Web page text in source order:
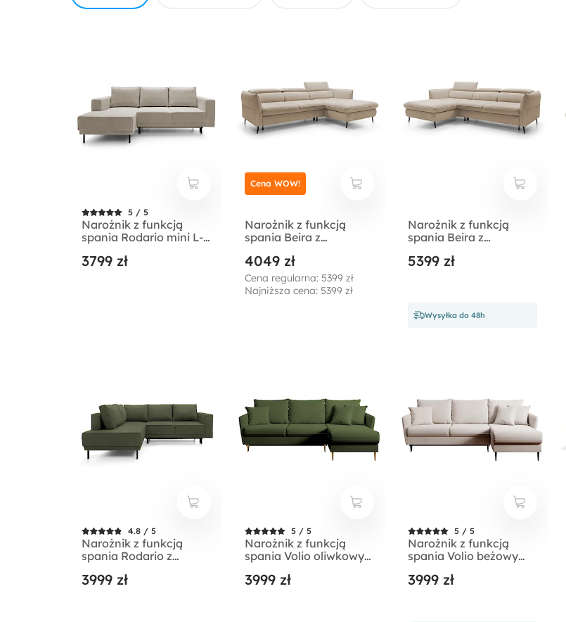
5 / 5
Narożnik z funkcją
spania Rodario mini L-
pojemnikiem
3799 zł
Narożnik z funkcją
spania Beira z
lewostronny
4049 zł
Cena regularna: 5399 zł
Najniższa cena: 5399 zł
Cena WOW!
Narożnik z funkcją
spania Beira z
prawostronny
5399 zł
Wysyłka do 48h
4.8 / 5
Narożnik z funkcją
spania Rodario z
velvet łatwoczyszczący
3999 zł
5 / 5
Narożnik z funkcją
spania Volio oliwkowy
nogi złote
3999 zł
5 / 5
Narożnik z funkcją
spania Volio beżowy
nogi czarne
3999 zł